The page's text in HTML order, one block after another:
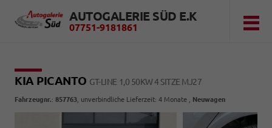
AUTOGALERIE SÜD E.K
07751-9181861
KIA PICANTO GT-LINE 1,0 50KW 4 SITZE MJ27
Fahrzeugnr.: 857763 , unverbindliche Lieferzeit: 4 Monate Neuwagen